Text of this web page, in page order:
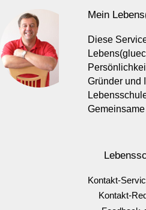
Mein
Diese
Gründer und
Kontakt-
Kontakt-